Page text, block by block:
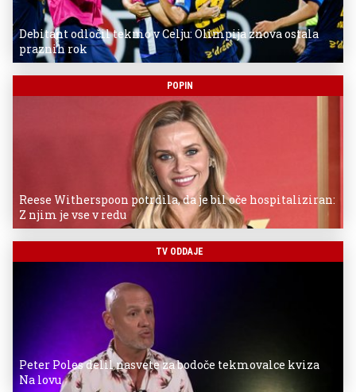
Debitant odločil tekmo v Celju: Olimpija znova ostala
praznih rok
POPIN
Reese Witherspoon potrdila, da je bil oče hospitaliziran:
Z njim je vse v redu
TV ODDAJE
Peter Poles delil nasvete za bodoče tekmovalce kviza
Na lovu